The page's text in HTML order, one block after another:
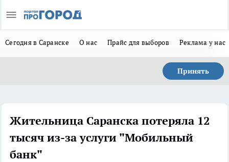
Сегодня в Саранске О нас Прайс для выборов Реклама у нас
Принять
Жительница Саранска потеряла 12
тысяч из-за услуги "Мобильный
банк"